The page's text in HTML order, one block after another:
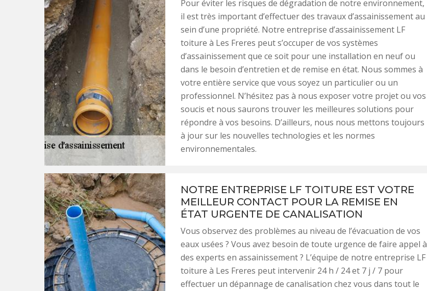
Pour éviter les risques de dégradation de notre environnement,
il est très important d’effectuer des travaux d’assainissement au
sein d’une propriété. Notre entreprise d’assainissement LF
toiture à Les Freres peut s’occuper de vos systèmes
d’assainissement que ce soit pour une installation en neuf ou
dans le besoin d’entretien et de remise en état. Nous sommes à
votre entière service que vous soyez un particulier ou un
professionnel. N’hésitez pas à nous exposer votre projet ou vos
soucis et nous saurons trouver les meilleures solutions pour
répondre à vos besoins. D’ailleurs, nous nous mettons toujours
à jour sur les nouvelles technologies et les normes
environnementales.
NOTRE ENTREPRISE LF TOITURE EST VOTRE
MEILLEUR CONTACT POUR LA REMISE EN
ÉTAT URGENTE DE CANALISATION
Vous observez des problèmes au niveau de l’évacuation de vos
eaux usées ? Vous avez besoin de toute urgence de faire appel à
des experts en assainissement ? L’équipe de notre entreprise LF
toiture à Les Freres peut intervenir 24 h / 24 et 7 j / 7 pour
effectuer un dépannage de canalisation chez vous dans tout le